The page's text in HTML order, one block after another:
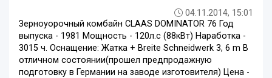
04.11.2014, 15:01
Зерноуорочный комбайн CLAAS DOMINATOR 76 Год
выпуска - 1981 Мощность - 120л.с (88кВт) Наработка -
3015 ч. Оснащение: Жатка + Breite Schneidwerk 3, 6 m В
отличном состоянии(прошел предпродажную
подготовку в Германии на заводе изготовителя) Цена -